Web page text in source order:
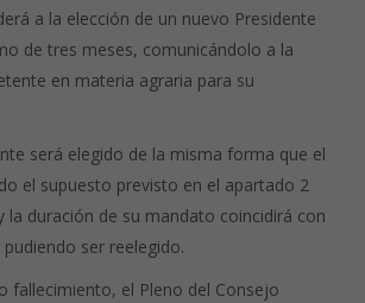
a la elección de un nuevo Presidente
de tres meses, comunicándolo a la
en materia agraria para su
será elegido de la misma forma que el
el supuesto previsto en el apartado 2
la duración de su mandato coincidirá con
ser reelegido.
fallecimiento, el Pleno del Consejo